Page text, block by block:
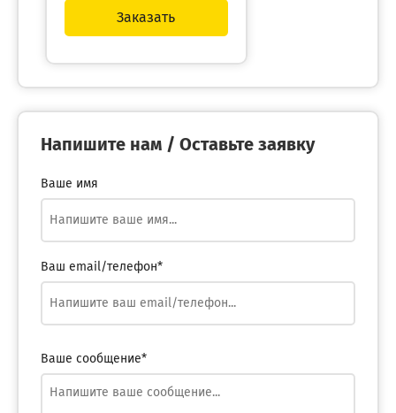
Заказать
Напишите нам / Оставьте заявку
Ваше имя
Ваш email/телефон*
Ваше сообщение*